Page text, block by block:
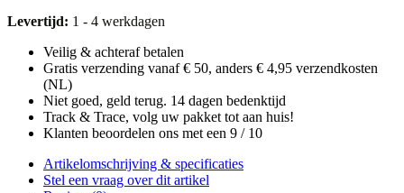
Levertijd: 1 - 4 werkdagen
Veilig & achteraf betalen
Gratis verzending vanaf € 50, anders € 4,95 verzendkosten
(NL)
Niet goed, geld terug. 14 dagen bedenktijd
Track & Trace, volg uw pakket tot aan huis!
Klanten beoordelen ons met een 9 / 10
Artikelomschrijving & specificaties
Stel een vraag over dit artikel